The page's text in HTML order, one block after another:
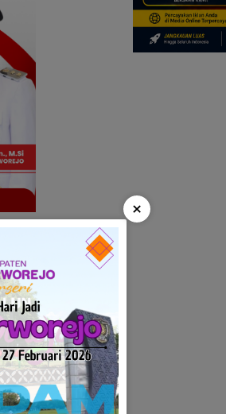
Pencabutan
Aktivis,
Warga
×